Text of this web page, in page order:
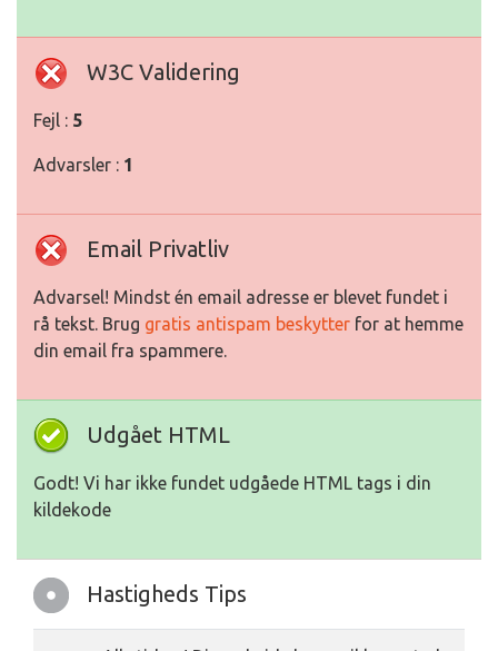
W3C Validering
Fejl : 5
Advarsler : 1
Email Privatliv
Advarsel! Mindst én email adresse er blevet fundet i
rå tekst. Brug gratis antispam beskytter for at hemme
din email fra spammere.
Udgået HTML
Godt! Vi har ikke fundet udgåede HTML tags i din
kildekode
Hastigheds Tips